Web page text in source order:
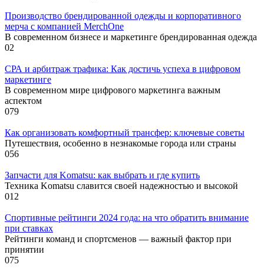
Производство брендированной одежды и корпоративного
мерча с компанией MerchOne
В современном бизнесе и маркетинге брендированная одежда
02
СРА и арбитраж трафика: Как достичь успеха в цифровом
маркетинге
В современном мире цифрового маркетинга важным
аспектом
079
Как организовать комфортный трансфер: ключевые советы
Путешествия, особенно в незнакомые города или страны
056
Запчасти для Komatsu: как выбрать и где купить
Техника Komatsu славится своей надежностью и высокой
012
Спортивные рейтинги 2024 года: на что обратить внимание
при ставках
Рейтинги команд и спортсменов — важный фактор при
принятии
075